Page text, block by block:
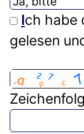
Ich habe
gelesen